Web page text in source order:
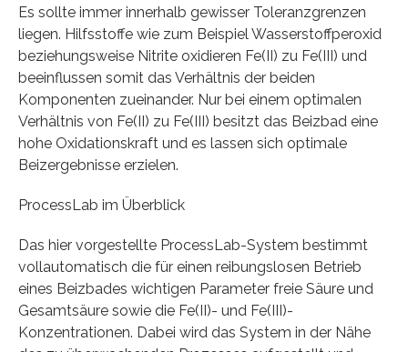
Es sollte immer innerhalb gewisser Toleranzgrenzen
liegen. Hilfsstoffe wie zum Beispiel Wasserstoffperoxid
beziehungsweise Nitrite oxidieren Fe(II) zu Fe(III) und
beeinflussen somit das Verhältnis der beiden
Komponenten zueinander. Nur bei einem optimalen
Verhältnis von Fe(II) zu Fe(III) besitzt das Beizbad eine
hohe Oxidationskraft und es lassen sich optimale
Beizergebnisse erzielen.
ProcessLab im Überblick
Das hier vorgestellte ProcessLab-System bestimmt
vollautomatisch die für einen reibungslosen Betrieb
eines Beizbades wichtigen Parameter freie Säure und
Gesamtsäure sowie die Fe(II)- und Fe(III)-
Konzentrationen. Dabei wird das System in der Nähe